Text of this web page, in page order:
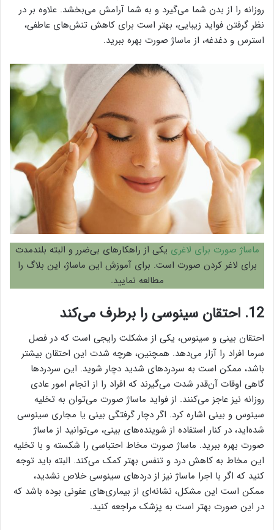
روزانه را از بدن شما می‌گیرد و به شما آرامش می‌بخشد. علاوه بر در
نظر گرفتن فواید زیبایی، بهتر است برای کاهش تنش‌های عاطفی،
استرس و دغدغه، از ماساژ صورت بهره ببرید.
ماساژ صورت برای لاغری یکی از راهکارهای بی‌ضرر و البته بلندمدت
برای لاغر کردن صورت است. برای آموزش این ماساژ، این بلاگ را
مطالعه نمایید.
12. احتقان سینوسی را برطرف می‌کند
احتقان بینی و سینوس، یکی از مشکلت رایجی است که در فصل
سرما افراد را آزار می‌دهد. همچنین، هرچه شدت این احتقان بیشتر
باشد، ممکن است به سردردهای شدید دچار شوید. این سردردها
گاهی اوقات آن‌قدر شدت می‌گیرند که افراد را از انجام امور عادی
روزانه نیز عاجز می‌کنند. از فواید ماساژ صورت می‌توان به تخلیه
سینوس و بینی اشاره کرد. اگر دچار گرفتگی بینی یا مجاری سینوسی
شده‌اید، در کنار استفاده از شوینده‌های بینی، می‌توانید از ماساژ
صورت بهره ببرید. ماساژ صورت مخاط احتباسی را شکسته و با تخلیه
این مخاط به کاهش درد و تنفس بهتر کمک می‌کند. البته باید توجه
کنید که اگر با اجرا ماساژ نیز از دردهای سینوسی خلاص نشدید،
ممکن است این مشکل، نشانه‌ای از بیماری‌های عفونی بوده باشد که
در این صورت بهتر است به پزشک مراجعه کنید.